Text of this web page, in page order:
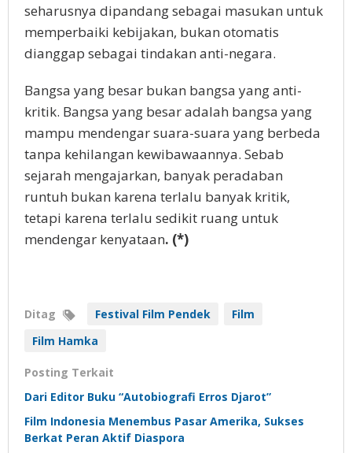
seharusnya dipandang sebagai masukan untuk
memperbaiki kebijakan, bukan otomatis
dianggap sebagai tindakan anti-negara.
Bangsa yang besar bukan bangsa yang anti-
kritik. Bangsa yang besar adalah bangsa yang
mampu mendengar suara-suara yang berbeda
tanpa kehilangan kewibawaannya. Sebab
sejarah mengajarkan, banyak peradaban
runtuh bukan karena terlalu banyak kritik,
tetapi karena terlalu sedikit ruang untuk
mendengar kenyataan. (*)
Ditag Festival Film Pendek
Film
Film Hamka
Posting Terkait
Dari Editor Buku “Autobiografi Erros Djarot”
Film Indonesia Menembus Pasar Amerika, Sukses
Berkat Peran Aktif Diaspora